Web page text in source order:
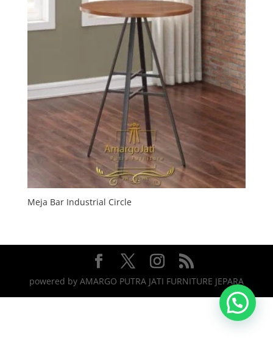
Meja Bar Industrial Circle
powered by AMARGO PUTRA JATI FURNITURE JEPARA